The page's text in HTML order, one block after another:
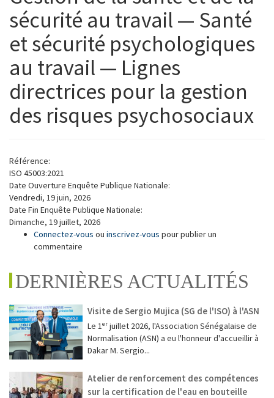
sécurité au travail — Santé
et sécurité psychologiques
au travail — Lignes
directrices pour la gestion
des risques psychosociaux
Référence:
ISO 45003:2021
Date Ouverture Enquête Publique Nationale:
Vendredi, 19 juin, 2026
Date Fin Enquête Publique Nationale:
Dimanche, 19 juillet, 2026
Connectez-vous ou inscrivez-vous pour publier un
commentaire
DERNIÈRES ACTUALITÉS
Visite de Sergio Mujica (SG de l'ISO) à l'ASN
Le 1ᵉʳ juillet 2026, l'Association Sénégalaise de
Normalisation (ASN) a eu l'honneur d'accueillir à
Dakar M. Sergio...
Atelier de renforcement des compétences
sur la certification de l'eau en bouteille